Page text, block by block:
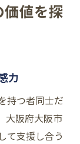
値を探
力
持つ者同士だ
大阪府大阪市
て支援し合う